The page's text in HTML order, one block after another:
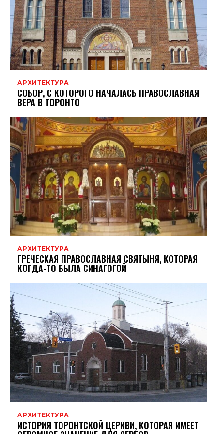
АРХИТЕКТУРА
СОБОР, С КОТОРОГО НАЧАЛАСЬ ПРАВОСЛАВНАЯ
ВЕРА В ТОРОНТО
АРХИТЕКТУРА
ГРЕЧЕСКАЯ ПРАВОСЛАВНАЯ СВЯТЫНЯ, КОТОРАЯ
КОГДА-ТО БЫЛА СИНАГОГОЙ
АРХИТЕКТУРА
ИСТОРИЯ ТОРОНТСКОЙ ЦЕРКВИ, КОТОРАЯ ИМЕЕТ